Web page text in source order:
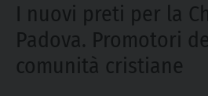
I nuovi preti per la
Padova. Promotori
comunità cristiane